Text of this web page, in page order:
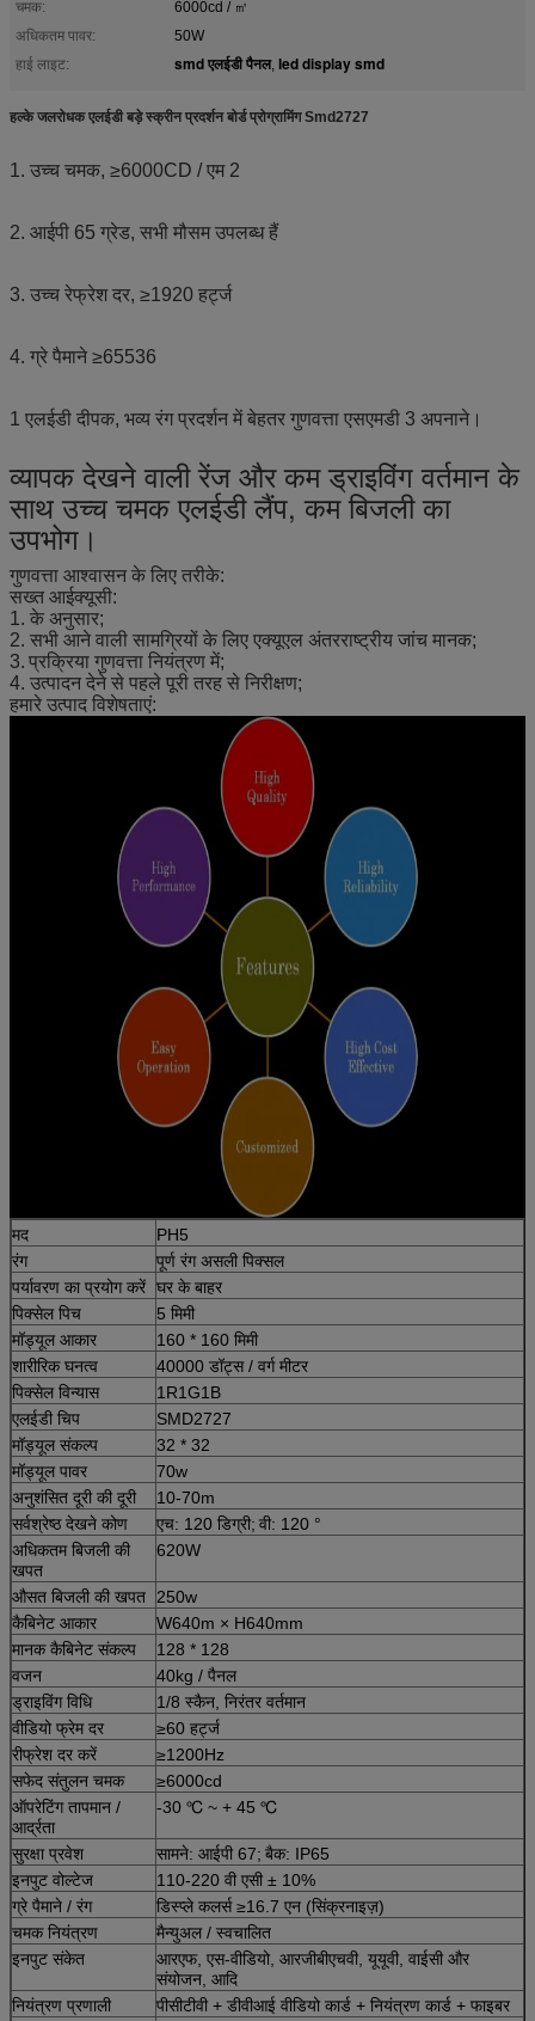
चमक:
6000cd / ㎡
अधिकतम पावर:
50W
हाई लाइट:
smd एलईडी पैनल, led display smd
हल्के जलरोधक एलईडी बड़े स्क्रीन प्रदर्शन बोर्ड प्रोग्रामिंग Smd2727
1. उच्च चमक, ≥6000CD / एम 2
2. आईपी 65 ग्रेड, सभी मौसम उपलब्ध हैं
3. उच्च रेफ्रेश दर, ≥1920 हर्ट्ज
4. ग्रे पैमाने ≥65536
1 एलईडी दीपक, भव्य रंग प्रदर्शन में बेहतर गुणवत्ता एसएमडी 3 अपनाने।
व्यापक देखने वाली रेंज और कम ड्राइविंग वर्तमान के
साथ उच्च चमक एलईडी लैंप, कम बिजली का
उपभोग।
गुणवत्ता आश्वासन के लिए तरीके:
सख्त आईक्यूसी:
1. के अनुसार;
2. सभी आने वाली सामग्रियों के लिए एक्यूएल अंतरराष्ट्रीय जांच मानक;
3. प्रक्रिया गुणवत्ता नियंत्रण में;
4. उत्पादन देने से पहले पूरी तरह से निरीक्षण;
हमारे उत्पाद विशेषताएं:
मद
PH5
रंग
पूर्ण रंग असली पिक्सल
पर्यावरण का प्रयोग करें घर के बाहर
पिक्सेल पिच
5 मिमी
मॉड्यूल आकार
160 * 160 मिमी
शारीरिक घनत्व
40000 डॉट्स / वर्ग मीटर
पिक्सेल विन्यास
1R1G1B
एलईडी चिप
SMD2727
मॉड्यूल संकल्प
32 * 32
मॉड्यूल पावर
70w
अनुशंसित दूरी की दूरी
10-70m
सर्वश्रेष्ठ देखने कोण
एच: 120 डिग्री; वी: 120 °
अधिकतम बिजली की
खपत
620W
औसत बिजली की खपत
250w
कैबिनेट आकार
W640m × H640mm
मानक कैबिनेट संकल्प
128 * 128
वजन
40kg / पैनल
ड्राइविंग विधि
1/8 स्कैन, निरंतर वर्तमान
वीडियो फ्रेम दर
≥60 हर्ट्ज
रीफ्रेश दर करें
≥1200Hz
सफेद संतुलन चमक
≥6000cd
ऑपरेटिंग तापमान /
आर्द्रता
-30 ℃ ~ + 45 ℃
सुरक्षा प्रवेश सामने: आईपी 67; बैक: IP65
इनपुट वोल्टेज
110-220 वी एसी ± 10%
ग्रे पैमाने / रंग
डिस्प्ले कलर्स ≥16.7 एन (सिंक्रनाइज़)
चमक नियंत्रण
मैन्युअल / स्वचालित
इनपुट संकेत
आरएफ, एस-वीडियो, आरजीबीएचवी, यूयूवी, वाईसी और
संयोजन, आदि
नियंत्रण प्रणाली
पीसीटीवी + डीवीआई वीडियो कार्ड + नियंत्रण कार्ड + फाइबर